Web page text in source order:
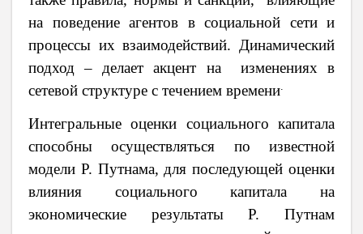
на поведение агентов в социальной сети и
процессы их взаимодействий. Динамический
подход – делает акцент на изменениях в
сетевой структуре с течением времени.
Интегральные оценки социального капитала
способны осуществляться по известной
модели Р. Путнама, для последующей оценки
влияния социального капитала на
экономические результаты Р. Путнам